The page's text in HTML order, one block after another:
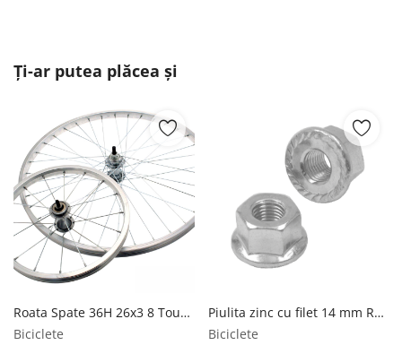
Ți-ar putea plăcea și
Roata Spate 36H 26x3 8 Touring Alu RMS
Biciclete
Piulita zinc cu filet 14 mm RMS
Biciclete